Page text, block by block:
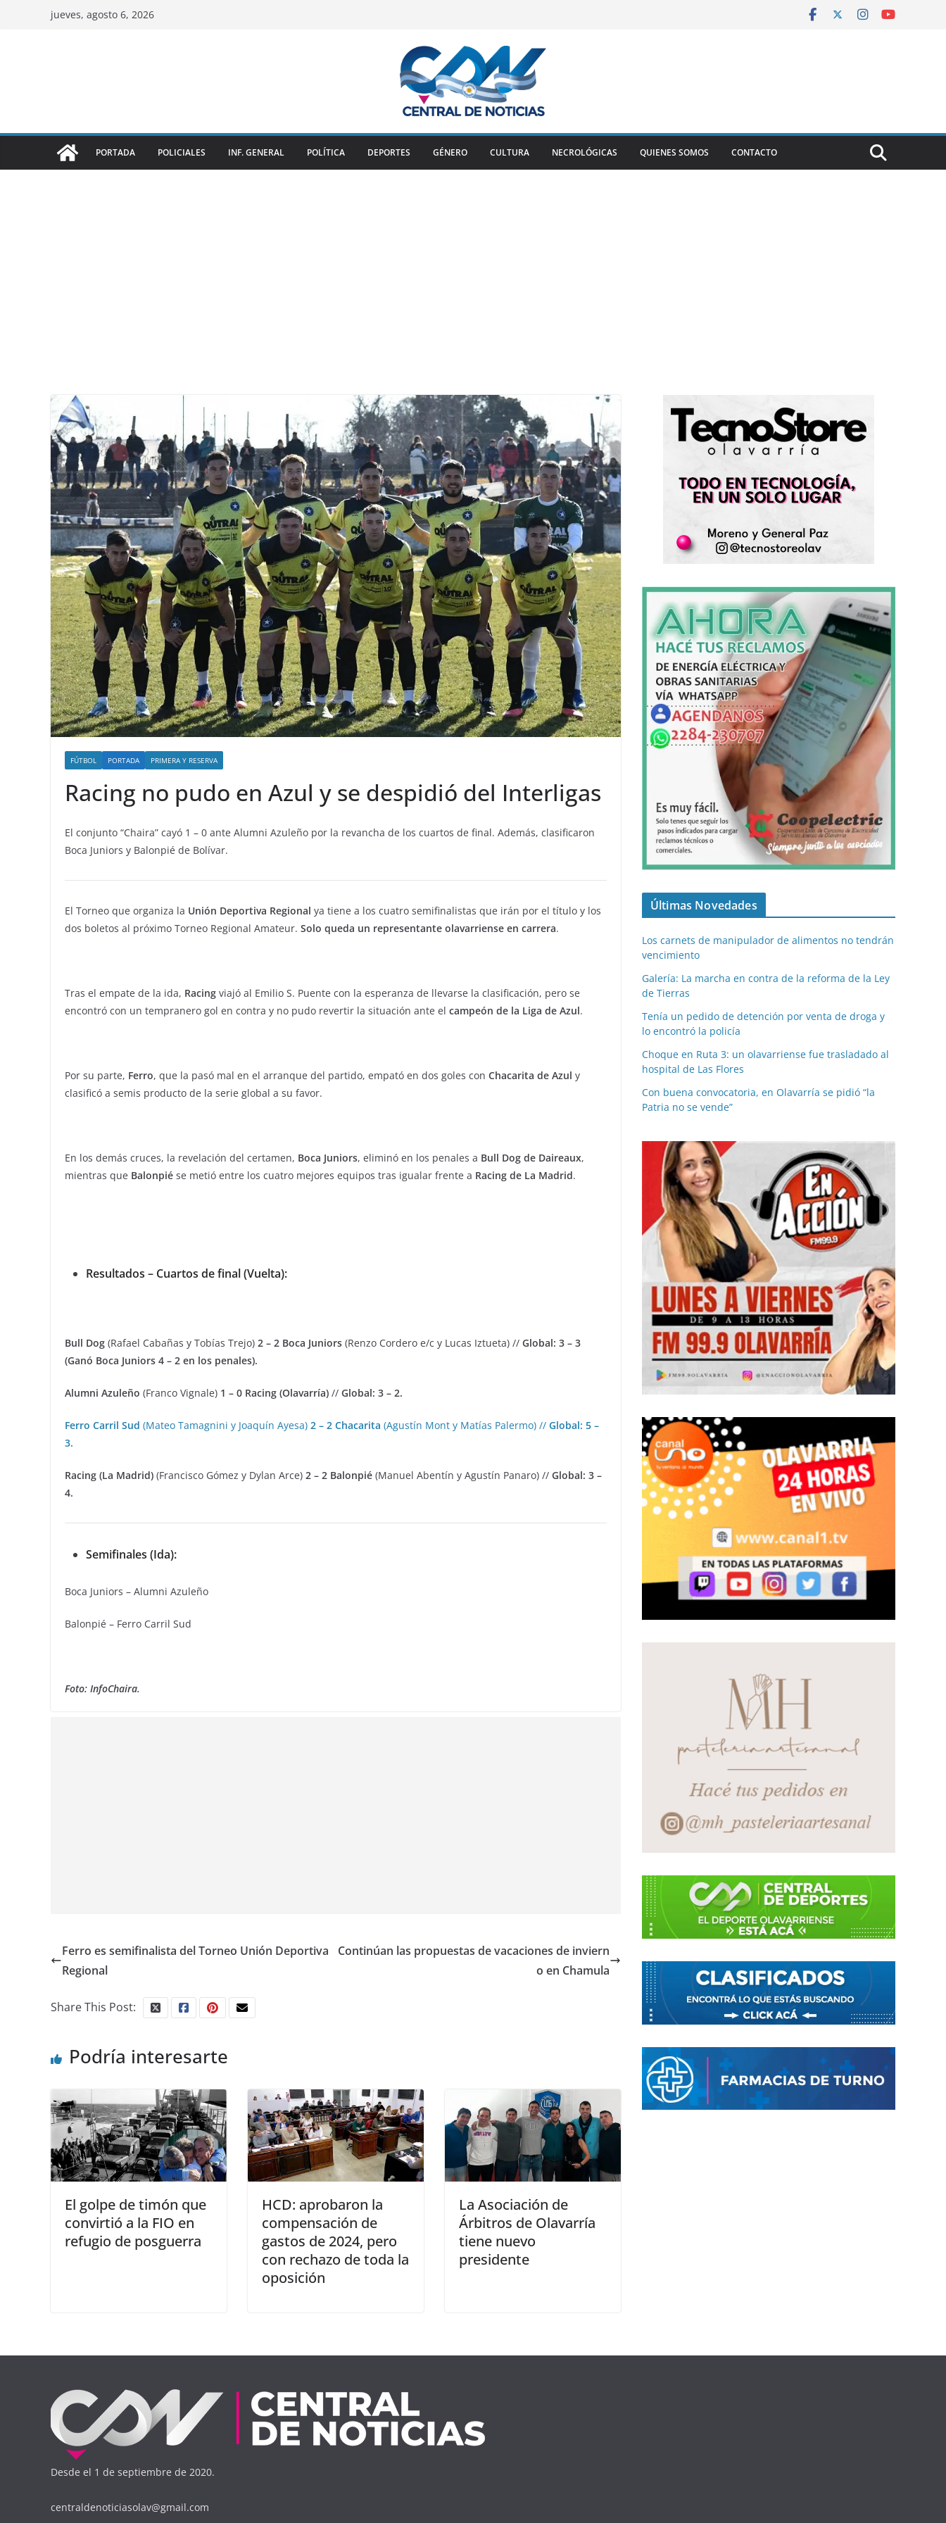
jueves, agosto 6, 2026
PORTADA POLICIALES INF. GENERAL POLÍTICA DEPORTES GÉNERO CULTURA NECROLÓGICAS QUIENES SOMOS CONTACTO
FÚTBOL PORTADA PRIMERA Y RESERVA
Racing no pudo en Azul y se despidió del Interligas
El conjunto “Chaira” cayó 1 – 0 ante Alumni Azuleño por la revancha de los cuartos de final. Además, clasificaron
Boca Juniors y Balonpié de Bolívar.
El Torneo que organiza la Unión Deportiva Regional ya tiene a los cuatro semifinalistas que irán por el título y los
dos boletos al próximo Torneo Regional Amateur. Solo queda un representante olavarriense en carrera.
Tras el empate de la ida, Racing viajó al Emilio S. Puente con la esperanza de llevarse la clasificación, pero se
encontró con un tempranero gol en contra y no pudo revertir la situación ante el campeón de la Liga de Azul.
Por su parte, Ferro, que la pasó mal en el arranque del partido, empató en dos goles con Chacarita de Azul y
clasificó a semis producto de la serie global a su favor.
En los demás cruces, la revelación del certamen, Boca Juniors, eliminó en los penales a Bull Dog de Daireaux,
mientras que Balonpié se metió entre los cuatro mejores equipos tras igualar frente a Racing de La Madrid.
Resultados – Cuartos de final (Vuelta):
Bull Dog (Rafael Cabañas y Tobías Trejo) 2 – 2 Boca Juniors (Renzo Cordero e/c y Lucas Iztueta) // Global: 3 – 3
(Ganó Boca Juniors 4 – 2 en los penales).
Alumni Azuleño (Franco Vignale) 1 – 0 Racing (Olavarría) // Global: 3 – 2.
Ferro Carril Sud (Mateo Tamagnini y Joaquín Ayesa) 2 – 2 Chacarita (Agustín Mont y Matías Palermo) // Global: 5 –
3.
Racing (La Madrid) (Francisco Gómez y Dylan Arce) 2 – 2 Balonpié (Manuel Abentín y Agustín Panaro) // Global: 3 –
4.
Semifinales (Ida):
Boca Juniors – Alumni Azuleño
Balonpié – Ferro Carril Sud
Foto: InfoChaira.
Ferro es semifinalista del Torneo Unión Deportiva
Regional
Continúan las propuestas de vacaciones de inviern
o en Chamula
Share This Post:
Podría interesarte
El golpe de timón que
convirtió a la FIO en
refugio de posguerra
HCD: aprobaron la
compensación de
gastos de 2024, pero
con rechazo de toda la
oposición
La Asociación de
Árbitros de Olavarría
tiene nuevo
presidente
Últimas Novedades
Los carnets de manipulador de alimentos no tendrán
vencimiento
Galería: La marcha en contra de la reforma de la Ley
de Tierras
Tenía un pedido de detención por venta de droga y
lo encontró la policía
Choque en Ruta 3: un olavarriense fue trasladado al
hospital de Las Flores
Con buena convocatoria, en Olavarría se pidió “la
Patria no se vende”
Desde el 1 de septiembre de 2020.
centraldenoticiasolav@gmail.com